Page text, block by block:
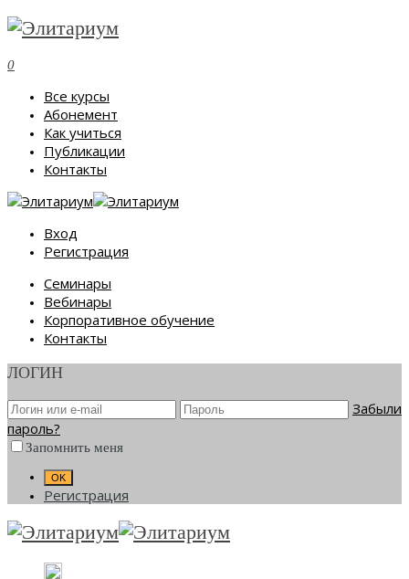
0
Все курсы
Абонемент
Как учиться
Публикации
Контакты
Вход
Регистрация
Семинары
Вебинары
Корпоративное обучение
Контакты
ЛОГИН
Забыли
пароль?
Запомнить меня
Регистрация